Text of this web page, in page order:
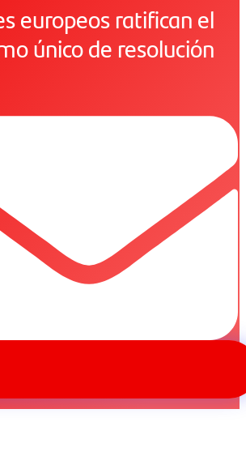
europeos ratifican el
único de resolución